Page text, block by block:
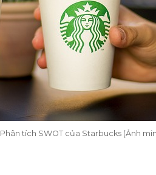
Phân tích SWOT của Starbucks (Ảnh